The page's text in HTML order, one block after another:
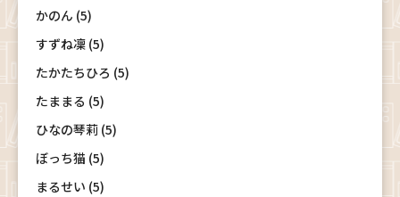
かのん (5)
すずね凜 (5)
たかたちひろ (5)
たままる (5)
ひなの琴莉 (5)
ぼっち猫 (5)
まるせい (5)